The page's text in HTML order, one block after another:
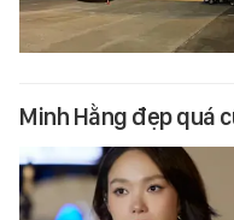
Minh Hằng đẹp quá